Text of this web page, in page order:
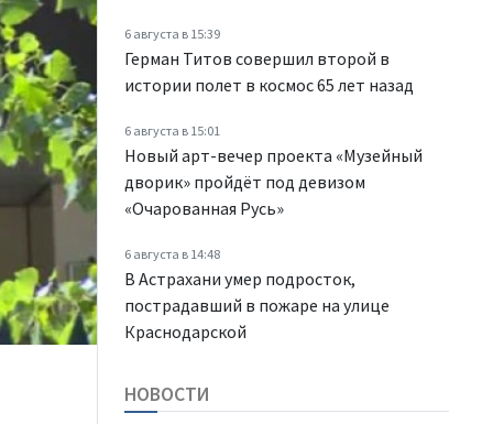
6 августа в 15:39
Герман Титов совершил второй в
истории полет в космос 65 лет назад
6 августа в 15:01
Новый арт-вечер проекта «Музейный
дворик» пройдёт под девизом
«Очарованная Русь»
6 августа в 14:48
В Астрахани умер подросток,
пострадавший в пожаре на улице
Краснодарской
НОВОСТИ